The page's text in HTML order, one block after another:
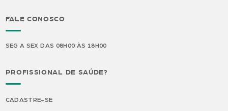
FALE CONOSCO
SEG A SEX DAS 08H00 ÀS 18H00
PROFISSIONAL DE SAÚDE?
CADASTRE-SE